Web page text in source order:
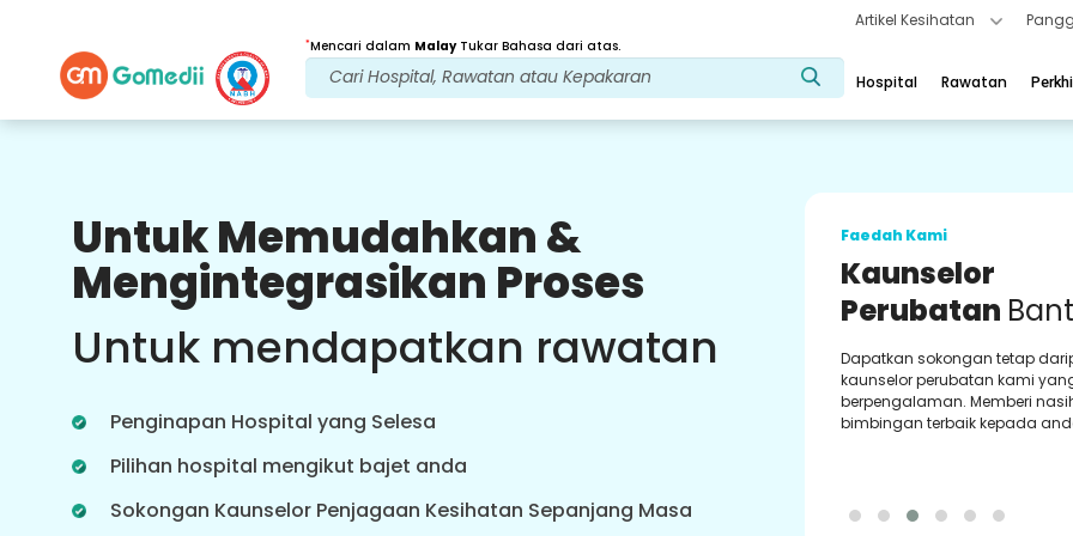
Artikel Kesihatan
*Mencari dalam MalayTukar Bahasa dari atas.
Hospital Rawatan
Untuk Memudahkan &
Mengintegrasikan Proses
Untuk mendapatkan rawatan
Penginapan Hospital yang Selesa
Pilihan hospital mengikut bajet anda
Sokongan Kaunselor Penjagaan Kesihatan Sepanjang Masa
Faedah Kami
Rawatan Selepas
penjagaan susulan
Dapatkan sokongan perubatan dan
setiap masa. Kemas kini berkala
Faedah Kami
Kaunselor
Perubatan
Dapatkan sokongan tetap
kaunselor perubatan kami
berpengalaman. Memberi
bimbingan terbaik kepada